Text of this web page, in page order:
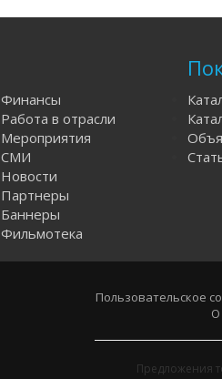
Финансы
Работа в отрасли
Мероприятия
СМИ
Новости
Партнеры
Баннеры
Фильмотека
Пользовательское
О
Предложения